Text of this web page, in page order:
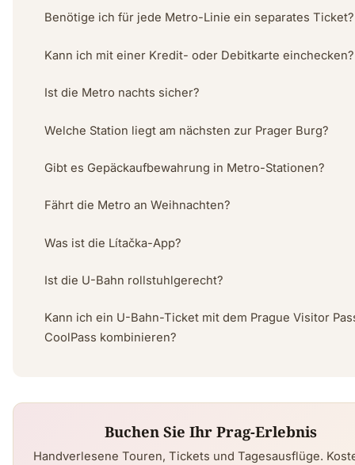
Benötige ich für jede Metro-Linie ein separates Ticket?
Kann ich mit einer Kredit- oder Debitkarte einchecken?
Ist die Metro nachts sicher?
Welche Station liegt am nächsten zur Prager Burg?
Gibt es Gepäckaufbewahrung in Metro-Stationen?
Fährt die Metro an Weihnachten?
Was ist die Lítačka-App?
Ist die U-Bahn rollstuhlgerecht?
Kann ich ein U-Bahn-Ticket mit dem Prague Visitor
CoolPass kombinieren?
Buchen Sie Ihr Prag-Erlebnis
Handverlesene Touren, Tickets und Tagesausflüge.